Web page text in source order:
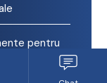
pentru
și